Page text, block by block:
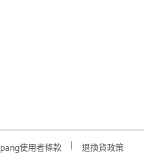
使用者條款
退換貨政策